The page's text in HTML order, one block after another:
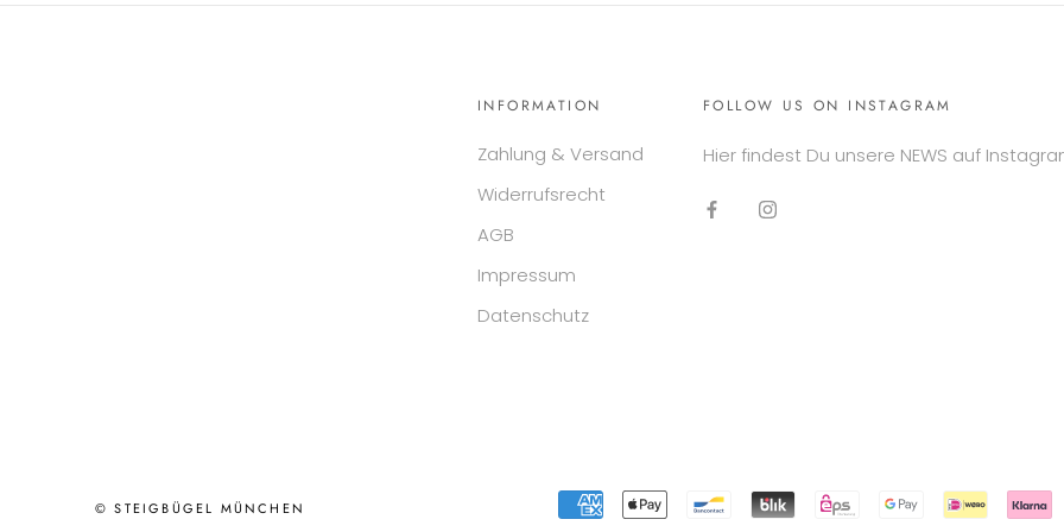
INFORMATION
Zahlung & Versand
Widerrufsrecht
AGB
Impressum
Datenschutz
FOLLOW US ON INSTAGRAM
Hier findest Du unsere NEWS auf
© STEIGBÜGEL MÜNCHEN